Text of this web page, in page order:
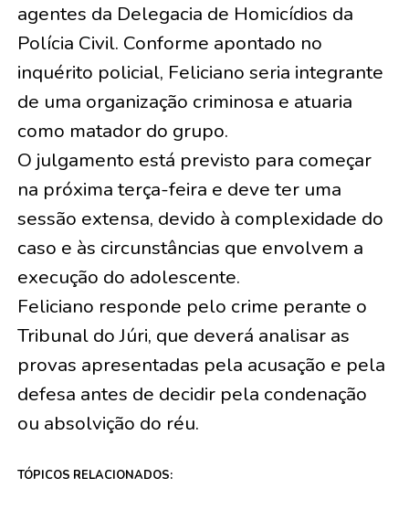
agentes da Delegacia de Homicídios da
Polícia Civil. Conforme apontado no
inquérito policial, Feliciano seria integrante
de uma organização criminosa e atuaria
como matador do grupo.
O julgamento está previsto para começar
na próxima terça-feira e deve ter uma
sessão extensa, devido à complexidade do
caso e às circunstâncias que envolvem a
execução do adolescente.
Feliciano responde pelo crime perante o
Tribunal do Júri, que deverá analisar as
provas apresentadas pela acusação e pela
defesa antes de decidir pela condenação
ou absolvição do réu.
TÓPICOS RELACIONADOS: